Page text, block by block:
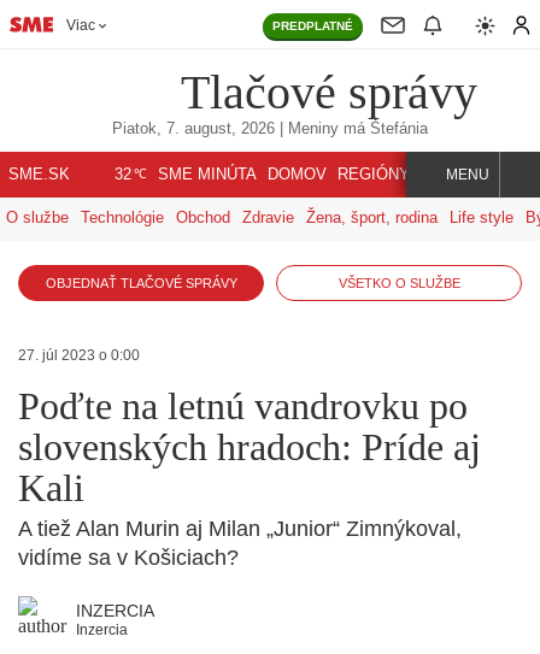
Viac PREDPLATNÉ
Tlačové správy
Piatok, 7. august, 2026 | Meniny má Štefánia
SME.SK 32℃ SME MINÚTA DOMOV REGIÓNY INDEX SVET
MENU
O službe Technológie Obchod Zdravie Žena, šport, rodina Life style
OBJEDNAŤ TLAČOVÉ SPRÁVY VŠETKO O SLUŽBE
27. júl 2023 o 0:00
Poďte na letnú vandrovku po
slovenských hradoch: Príde aj
Kali
A tiež Alan Murin aj Milan „Junior“ Zimnýkoval,
vidíme sa v Košiciach?
INZERCIA
Inzercia